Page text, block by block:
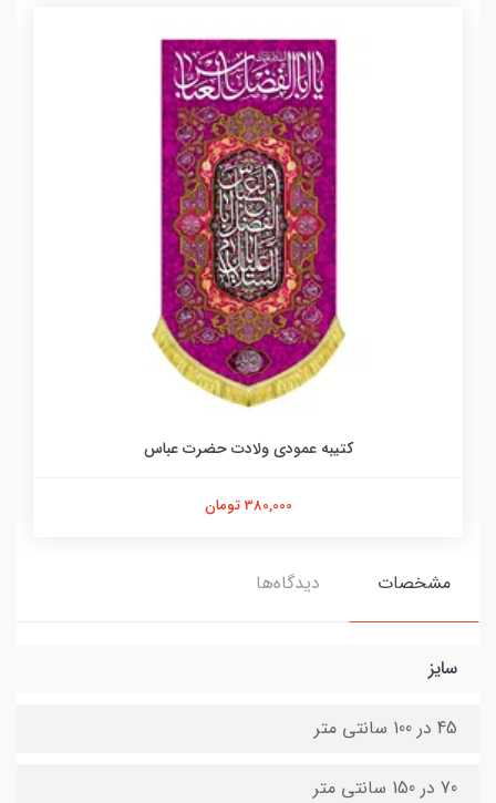
کتیبه عمودی ولادت حضرت عباس
380,000 تومان
مشخصات دیدگاه‌ها
سایز
45 در 100 سانتی متر
70 در 150 سانتی متر